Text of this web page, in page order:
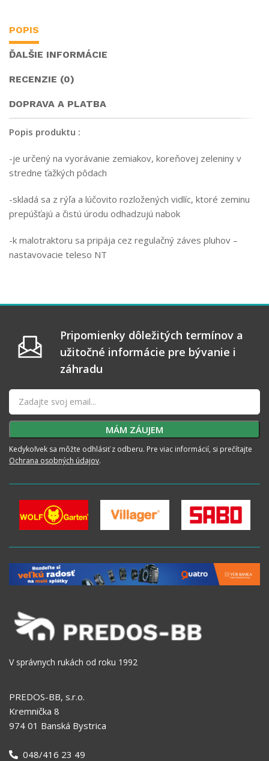
POPIS
ĎALŠIE INFORMÁCIE
RECENZIE (0)
DOPRAVA A PLATBA
Popis produktu :
-je určený na vyorávanie zemiakov, koreňovej zeleniny v
stredne ťažkých pôdach
-skladá sa z rýľa a lúčovito rozložených vidlíc, ktoré zeminu
prepúšťajú a čistú úrodu odhadzujú nabok
-k malotraktoru sa pripája cez regulačný záves pluhov –
nastavovacie teleso NT
Pripomienky dôležitých termínov a
užitočné informácie pre bývanie i
záhradu
Kedykoľvek sa môžte odhlásiť z odberu. Pre viac informácií, si prečítajte
Ochrana osobných údajov.
V správnych rukách od roku 1992
PREDOS-BB, s.r.o.
Kremnička 8
974 01 Banská Bystrica
048/416 23 49